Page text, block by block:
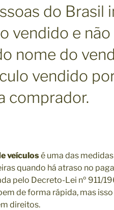
do Brasil
vendido e não
nome do
vendido
comprador.
veículosé uma das
quando há atraso no
pelo Decreto-Lei nº 911/
de forma rápida, mas
direitos.